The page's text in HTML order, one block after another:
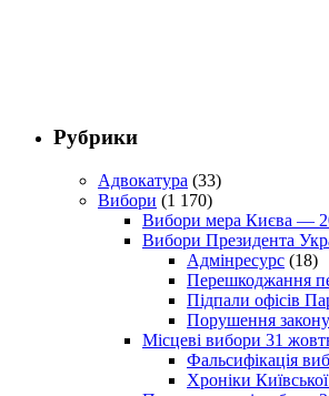
Рубрики
Адвокатура (33)
Вибори (1 170)
Вибори мера Києва —
Вибори Президента
Адмінресурс (18)
Перешкоджання
Підпали офісів
Порушення
Місцеві вибори 31
Фальсифікація
Хроніки Київської